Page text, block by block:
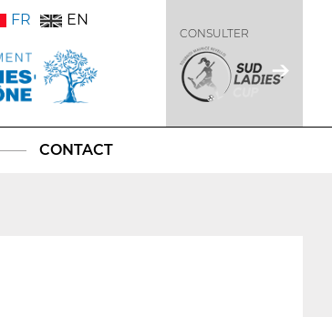
FR EN
CONSULTER
CONTACT